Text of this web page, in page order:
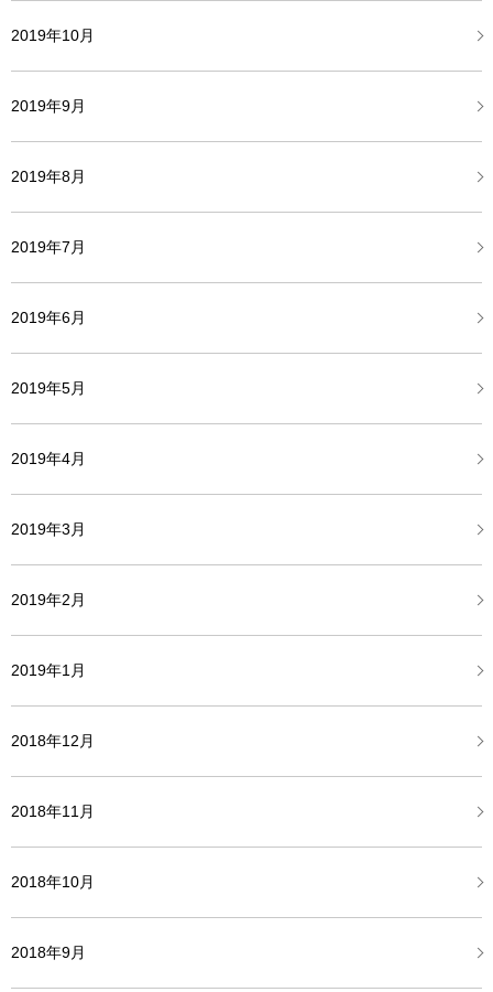
2019年10月
2019年9月
2019年8月
2019年7月
2019年6月
2019年5月
2019年4月
2019年3月
2019年2月
2019年1月
2018年12月
2018年11月
2018年10月
2018年9月